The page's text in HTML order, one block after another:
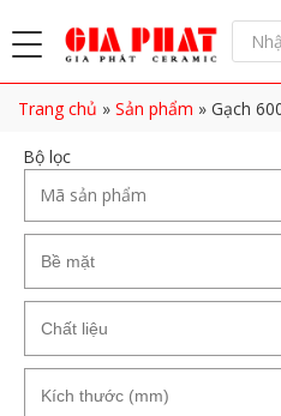
Trang chủ » Sản phẩm » Gạch
Bộ lọc